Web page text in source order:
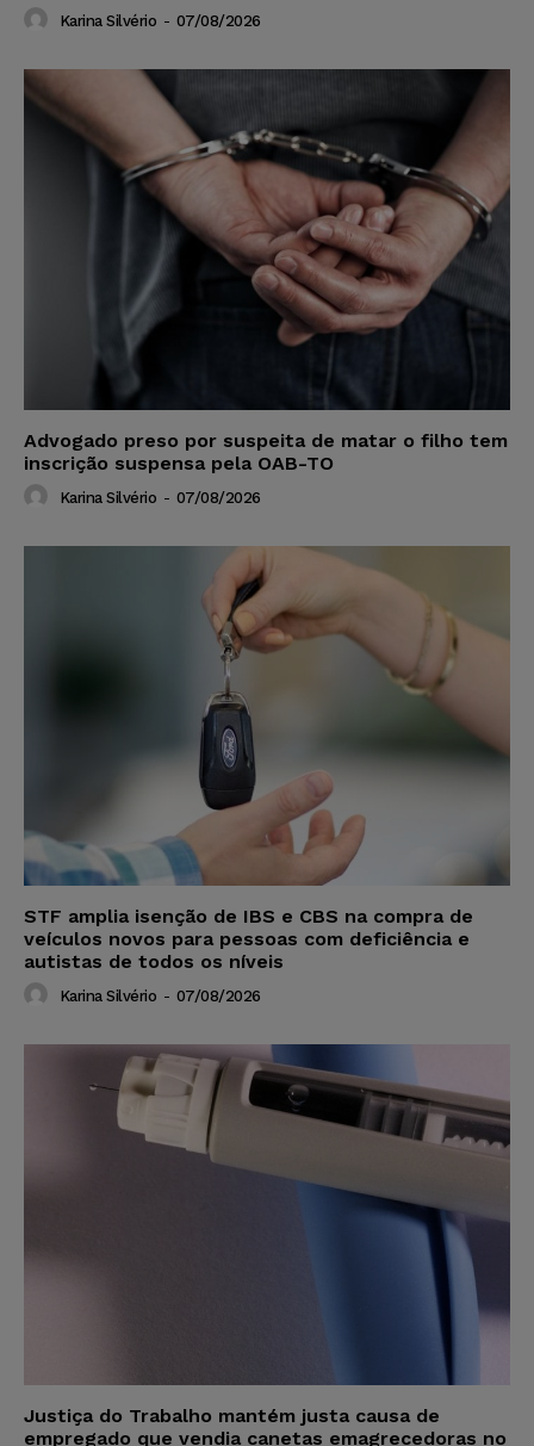
Karina Silvério - 07/08/2026
Advogado preso por suspeita de matar o filho tem
inscrição suspensa pela OAB-TO
Karina Silvério - 07/08/2026
STF amplia isenção de IBS e CBS na compra de
veículos novos para pessoas com deficiência e
autistas de todos os níveis
Karina Silvério - 07/08/2026
Justiça do Trabalho mantém justa causa de
empregado que vendia canetas emagrecedoras no